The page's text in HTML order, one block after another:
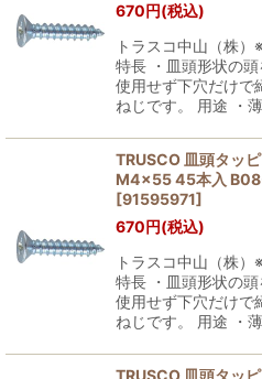
670円(税込)
トラスコ中山（株）
特長 ・皿頭形状の
使用せず下穴だけで
ねじです。 用途 ・
TRUSCO 皿頭タッ
M4×55 45本入
[91595971]
670円(税込)
トラスコ中山（株）
特長 ・皿頭形状の
使用せず下穴だけで
ねじです。 用途 ・
TRUSCO 皿頭タッ